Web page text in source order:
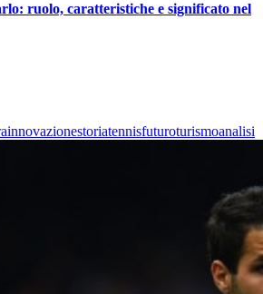
ruolo, caratteristiche e significato nel
innovazionestoriatennisfuturoturismoanalisi